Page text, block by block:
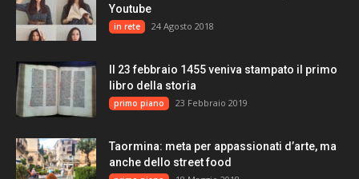
Youtube
in rete 24 Agosto 2018
Il 23 febbraio 1455 veniva stampato il primo
libro della storia
primo piano 23 Febbraio 2019
Taormina: meta per appassionati d’arte, ma
anche dello street food